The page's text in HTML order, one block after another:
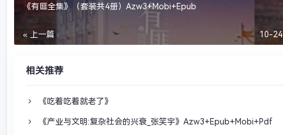
《有匪全集》（套装共4册）Azw3+Mobi+Epub
« 上一篇 10-24
相关推荐
《吃着吃着就老了》
《产业与文明:复杂社会的兴衰_张笑宇》Azw3+Epub+Mobi+Pdf